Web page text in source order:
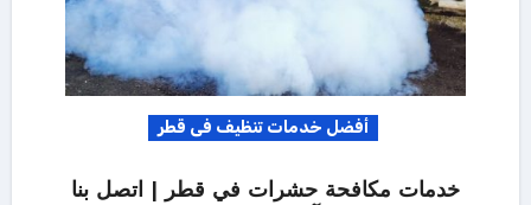
أفضل خدمات تنظيف فى قطر
خدمات مكافحة حشرات في قطر | اتصل بنا